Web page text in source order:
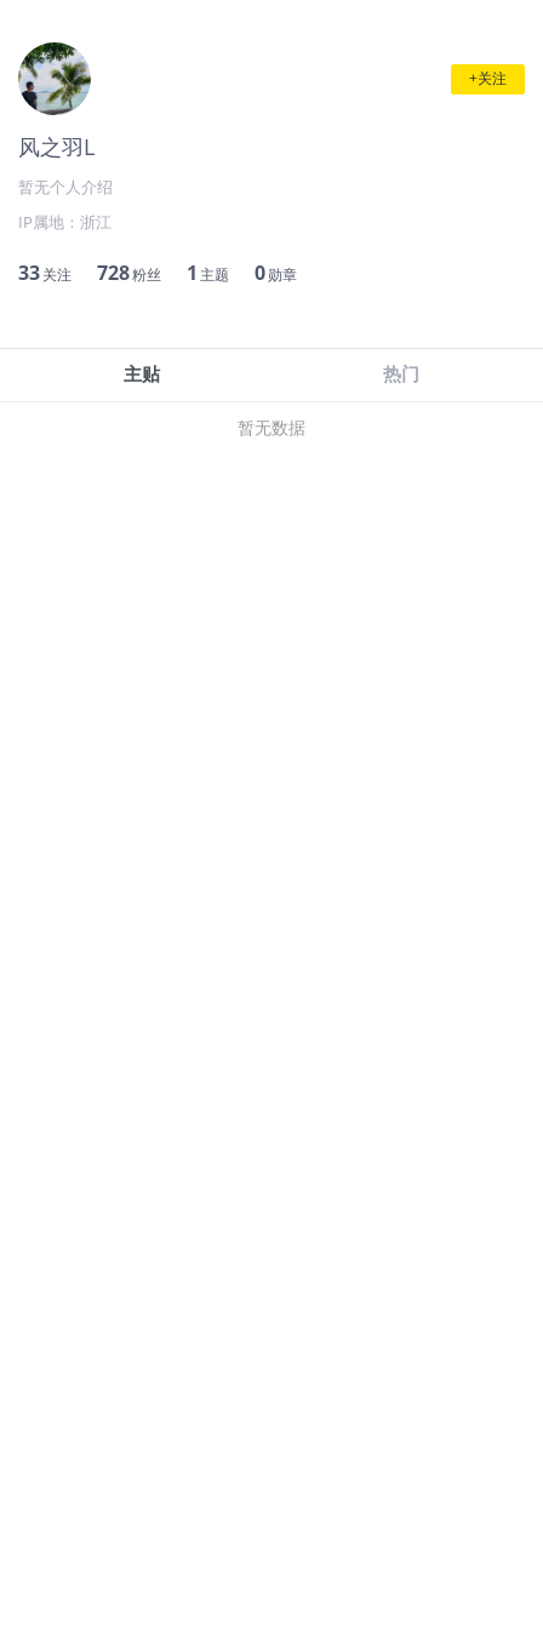
+关注
风之羽L
暂无个人介绍
IP属地： 浙江
33关注 728粉丝 1 主题 0勋章
主贴 热门
暂无数据